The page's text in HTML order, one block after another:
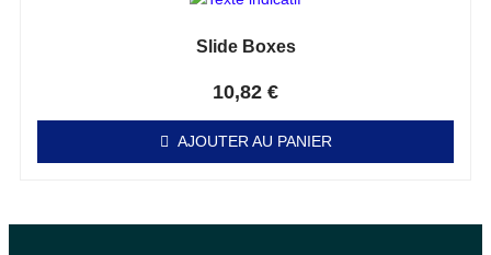
Slide Boxes
10,82 €
AJOUTER AU PANIER